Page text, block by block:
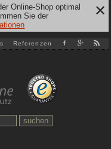
Online-Shop optimal
Sie der
✕
Referenzen